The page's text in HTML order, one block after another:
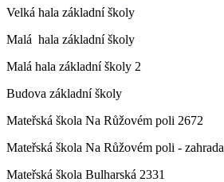
Velká hala základní školy
Malá hala základní školy
Malá hala základní školy 2
Budova základní školy
Mateřská škola Na Růžovém poli 2672
Mateřská škola Na Růžovém poli - zahrada
Mateřská škola Bulharská 2331